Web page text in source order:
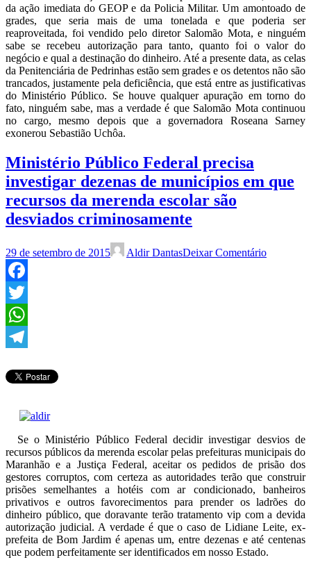
da ação imediata do GEOP e da Policia Militar. Um amontoado de
grades, que seria mais de uma tonelada e que poderia ser
reaproveitada, foi vendido pelo diretor Salomão Mota, e ninguém
sabe se recebeu autorização para tanto, quanto foi o valor do
negócio e qual a destinação do dinheiro. Até a presente data, as celas
da Penitenciária de Pedrinhas estão sem grades e os detentos não são
trancados, justamente pela deficiência, que está entre as justificativas
do Ministério Público. Se houve qualquer apuração em torno do
fato, ninguém sabe, mas a verdade é que Salomão Mota continuou
no cargo, mesmo depois que a governadora Roseana Sarney
exonerou Sebastião Uchôa.
Ministério Público Federal precisa
investigar dezenas de municípios em que
recursos da merenda escolar são
desviados criminosamente
29 de setembro de 2015 Aldir DantasDeixar Comentário
Facebook
Twitter
WhatsApp
Se o Ministério Público Federal decidir investigar desvios de
recursos públicos da merenda escolar pelas prefeituras municipais do
Maranhão e a Justiça Federal, aceitar os pedidos de prisão dos
gestores corruptos, com certeza as autoridades terão que construir
prisões semelhantes a hotéis com ar condicionado, banheiros
privativos e outros favorecimentos para prender os ladrões do
dinheiro público, que doravante terão tratamento vip com a devida
autorização judicial. A verdade é que o caso de Lidiane Leite, ex-
prefeita de Bom Jardim é apenas um, entre dezenas e até centenas
que podem perfeitamente ser identificados em nosso Estado.